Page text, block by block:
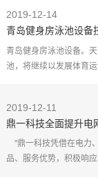
首次超过3万亿美
2019-12-14
青岛健身房泳池设备
青岛健身房泳池设备。
池，将继续以发展体育
造、安装、集成一体
2019-12-11
鼎一科技全面提升电
率
"鼎一科技凭借在电力
品、服务优势，积极响